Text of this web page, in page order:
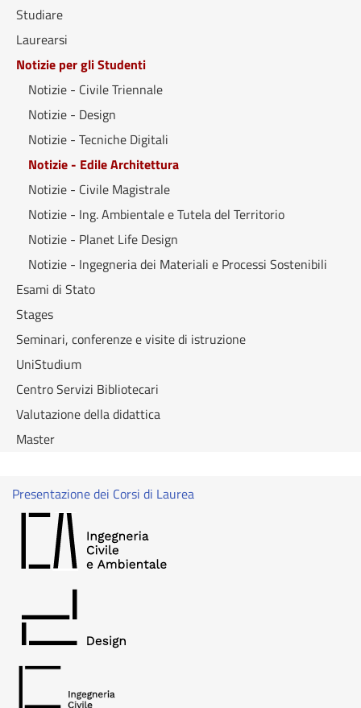
Studiare
Laurearsi
Notizie per gli Studenti
Notizie - Civile Triennale
Notizie - Design
Notizie - Tecniche Digitali
Notizie - Edile Architettura
Notizie - Civile Magistrale
Notizie - Ing. Ambientale e Tutela del Territorio
Notizie - Planet Life Design
Notizie - Ingegneria dei Materiali e Processi Sostenibili
Esami di Stato
Stages
Seminari, conferenze e visite di istruzione
UniStudium
Centro Servizi Bibliotecari
Valutazione della didattica
Master
Presentazione dei Corsi di Laurea